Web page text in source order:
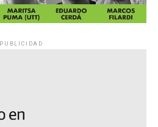
PUBLICIDAD